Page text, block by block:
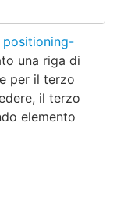
positioning-
una riga di
per il terzo
il terzo
elemento